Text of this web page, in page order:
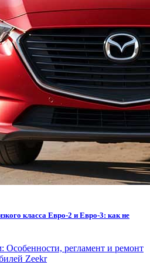
класса Евро-2 и Евро-3: как не